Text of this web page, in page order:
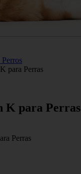
para Perras
K para Perras